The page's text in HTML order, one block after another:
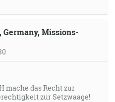
Germany, Missions-
mache das Recht zur
zur Setzwaage!